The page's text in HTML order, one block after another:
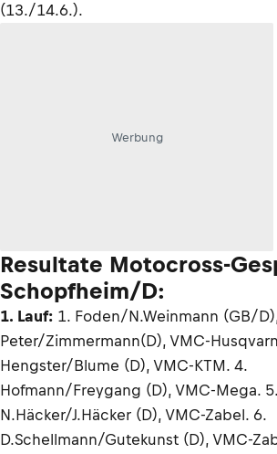
(13./14.6.).
Werbung
Resultate Motocross-
Schopfheim/D:
1. Lauf: 1. Foden/N.Weinmann (GB/
Peter/Zimmermann(D), VMC-
Hengster/Blume (D), VMC-KTM. 4.
Hofmann/Freygang (D), VMC-Mega. 5.
N.Häcker/J.Häcker (D), VMC-Zabel. 6.
D.Schellmann/Gutekunst (D), VMC-